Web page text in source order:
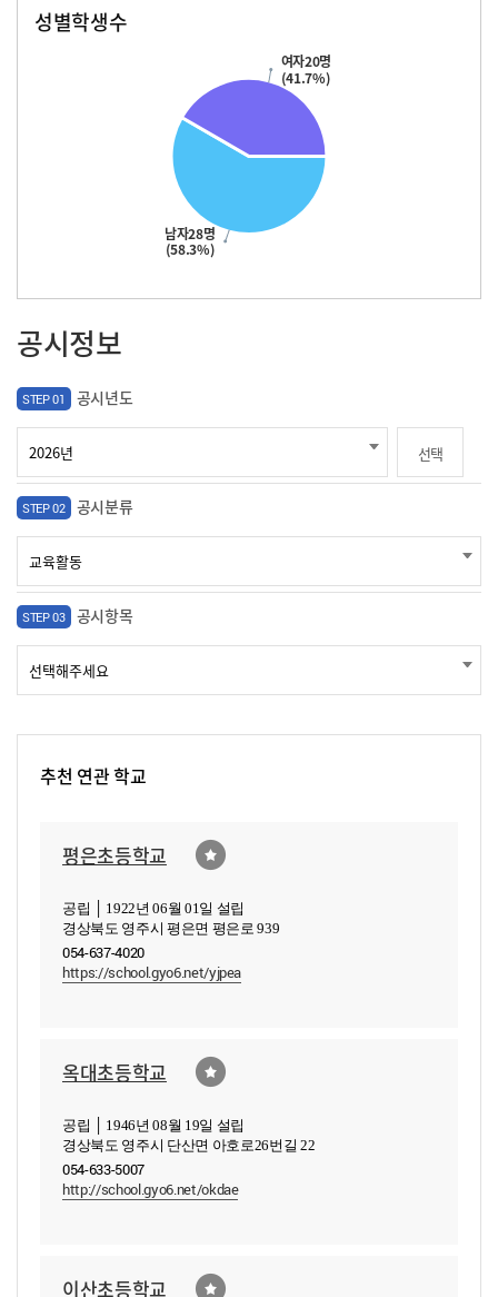
성별학생수
남자28명
(58.3%)
여자20명
(41.7%)
공시정보
STEP 01 공시년도
선택
STEP 02 공시분류
STEP 03 공시항목
추천 연관 학교
평은초등학교
공립 │ 1922년 06월 01일 설립
경상북도 영주시 평은면 평은로 939
054-637-4020
https://school.gyo6.net/yjpea
옥대초등학교
공립 │ 1946년 08월 19일 설립
경상북도 영주시 단산면 아호로26번길 22
054-633-5007
http://school.gyo6.net/okdae
이산초등학교